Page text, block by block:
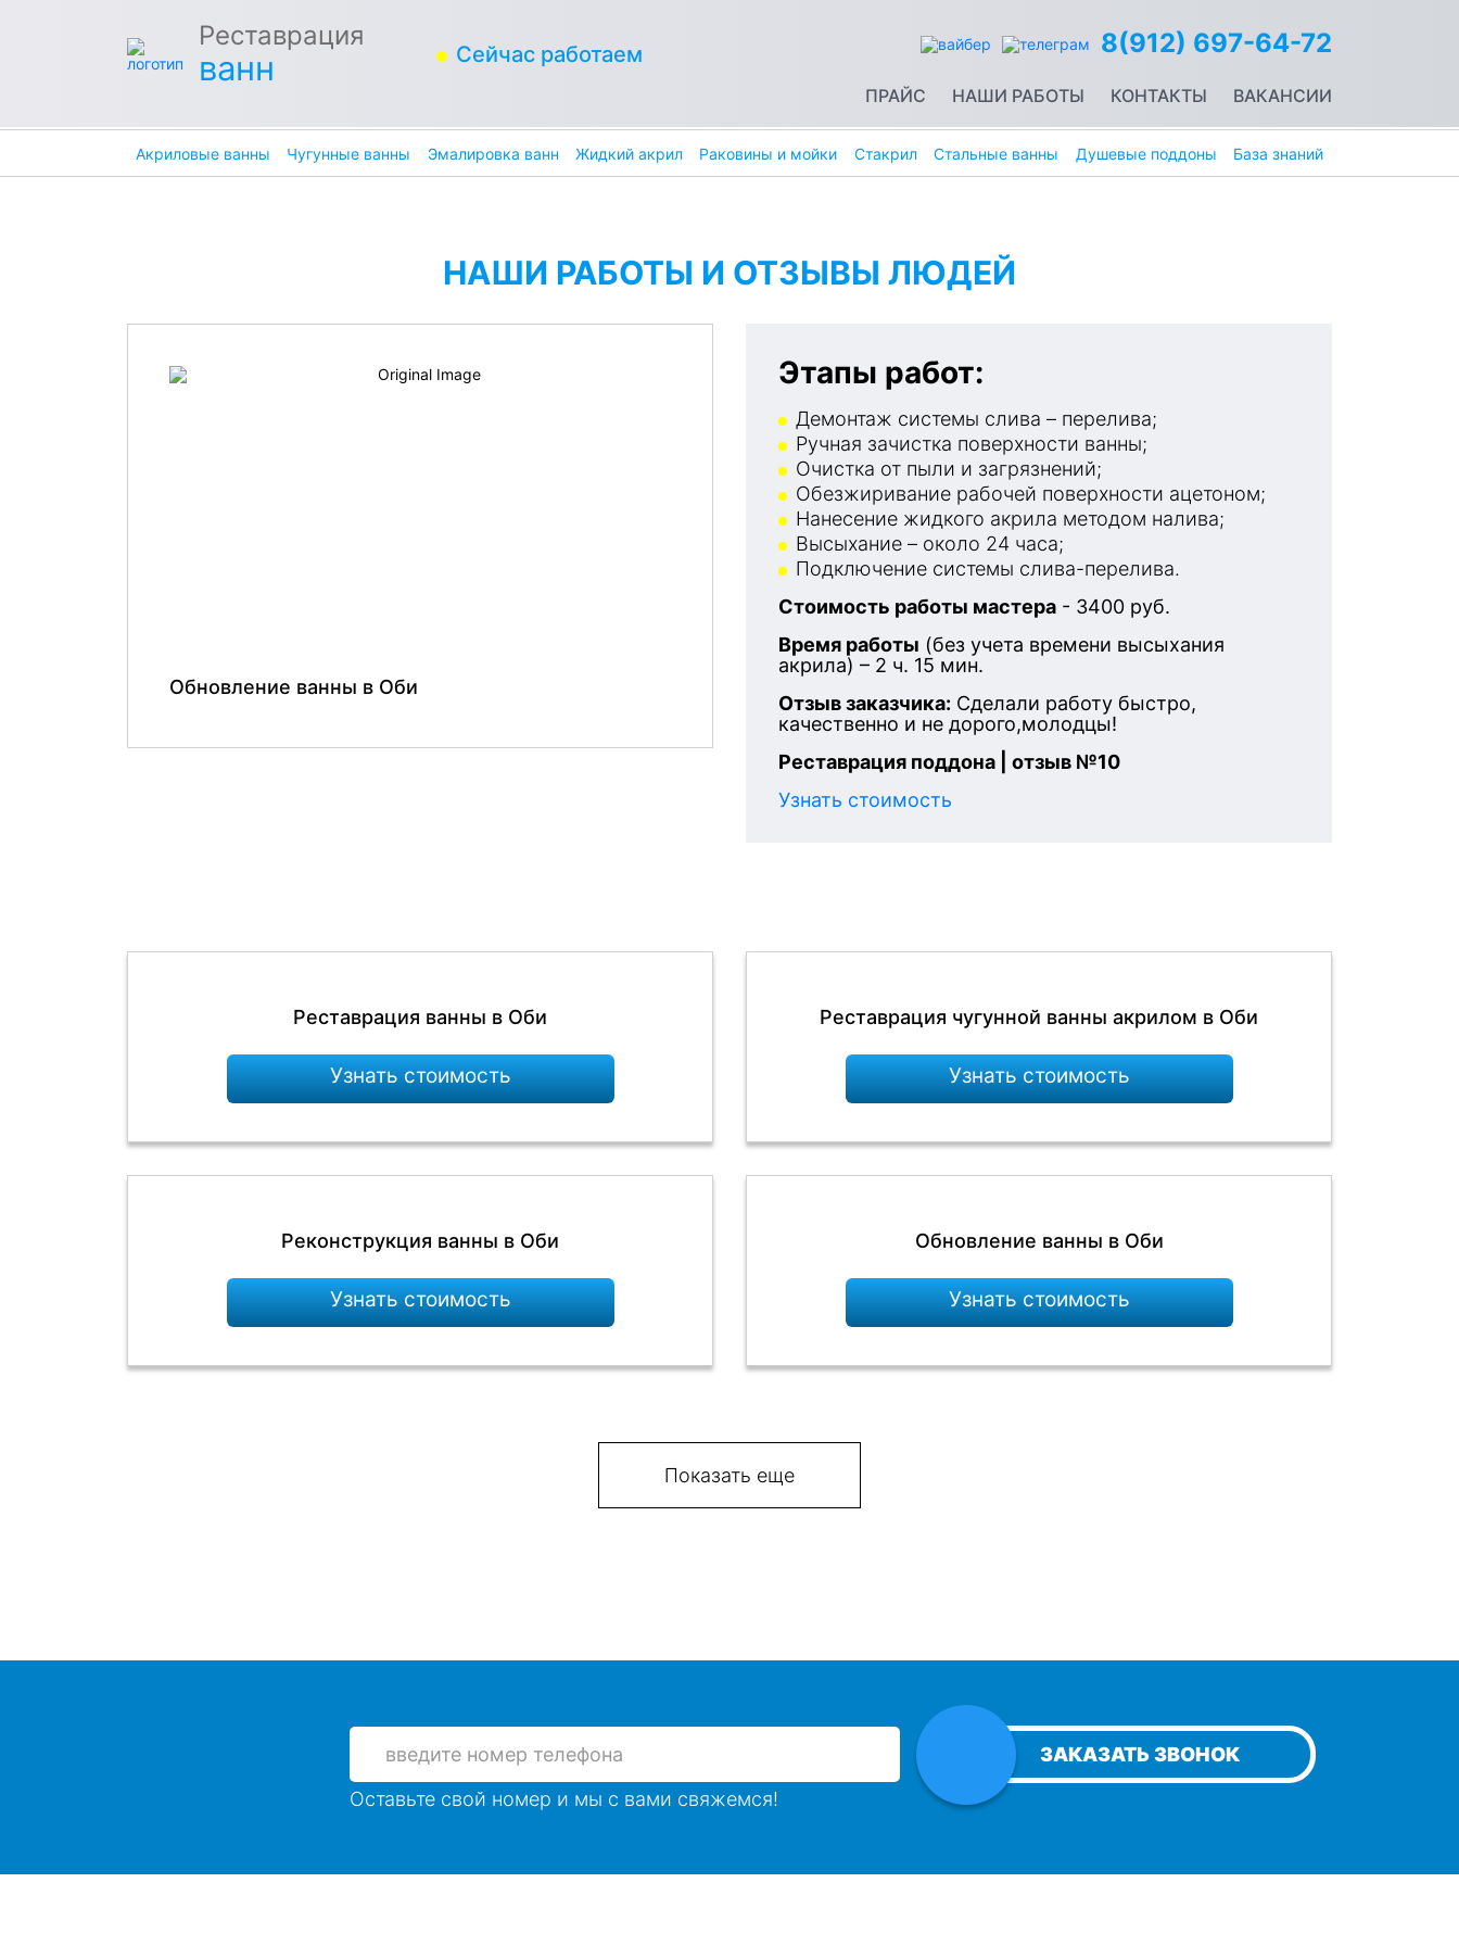
Реставрация
ванн Сейчас работаем 8(912) 697-64-72
ПРАЙС НАШИ РАБОТЫ КОНТАКТЫ ВАКАНСИИ
Акриловые ванны Чугунные ванны Эмалировка ванн Жидкий акрил Раковины и мойки Стакрил Стальные ванны Душевые поддоны База знаний
НАШИ РАБОТЫ И ОТЗЫВЫ ЛЮДЕЙ
Обновление ванны в Оби
Этапы работ:
Демонтаж системы слива – перелива;
Ручная зачистка поверхности ванны;
Очистка от пыли и загрязнений;
Обезжиривание рабочей поверхности ацетоном;
Нанесение жидкого акрила методом налива;
Высыхание – около 24 часа;
Подключение системы слива-перелива.
Стоимость работы мастера - 3400 руб.
Время работы (без учета времени высыхания
акрила) – 2 ч. 15 мин.
Отзыв заказчика: Сделали работу быстро,
качественно и не дорого,молодцы!
Реставрация поддона | отзыв №10
Узнать стоимость
Реставрация ванны в Оби
Узнать стоимость
Реставрация чугунной ванны акрилом в Оби
Узнать стоимость
Реконструкция ванны в Оби
Узнать стоимость
Обновление ванны в Оби
Узнать стоимость
Показать еще
ЗАКАЗАТЬ ЗВОНОК
Оставьте свой номер и мы с вами свяжемся!